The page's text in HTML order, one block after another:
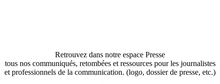
Retrouvez dans notre espace Presse
tous nos communiqués, retombées et ressources pour les journalistes
et professionnels de la communication. (logo, dossier de presse, etc.)